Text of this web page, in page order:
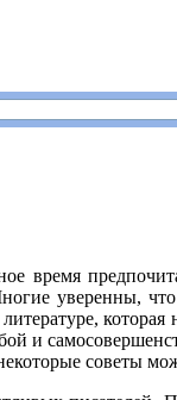
время
уверенны,
которая
и
советы